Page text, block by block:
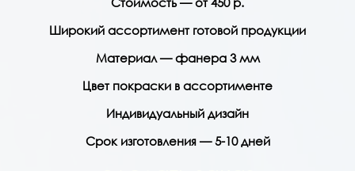
Широкий ассортимент готовой продукции
Материал — фанера 3 мм
Цвет покраски в ассортименте
Индивидуальный дизайн
Срок изготовления — 5-10 дней